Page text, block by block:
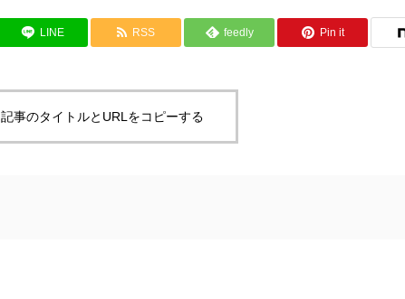
LINE RSS feedly Pin it
記事のタイトルとURLをコピーする